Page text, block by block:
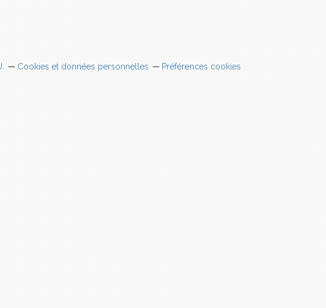
Cookies et données personnelles Préférences cookies